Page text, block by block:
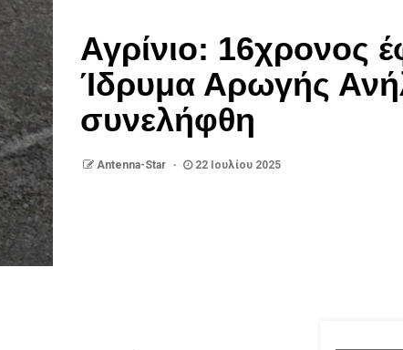
Αγρίνιο: 16χρονος
Ίδρυμα Αρωγής
συνελήφθη
Antenna-Star 22 Ιουλίου 2025